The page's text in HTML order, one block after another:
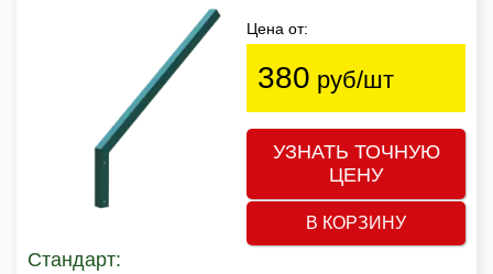
Цена от:
380 руб/шт
УЗНАТЬ ТОЧНУЮ
ЦЕНУ
В КОРЗИНУ
Стандарт: